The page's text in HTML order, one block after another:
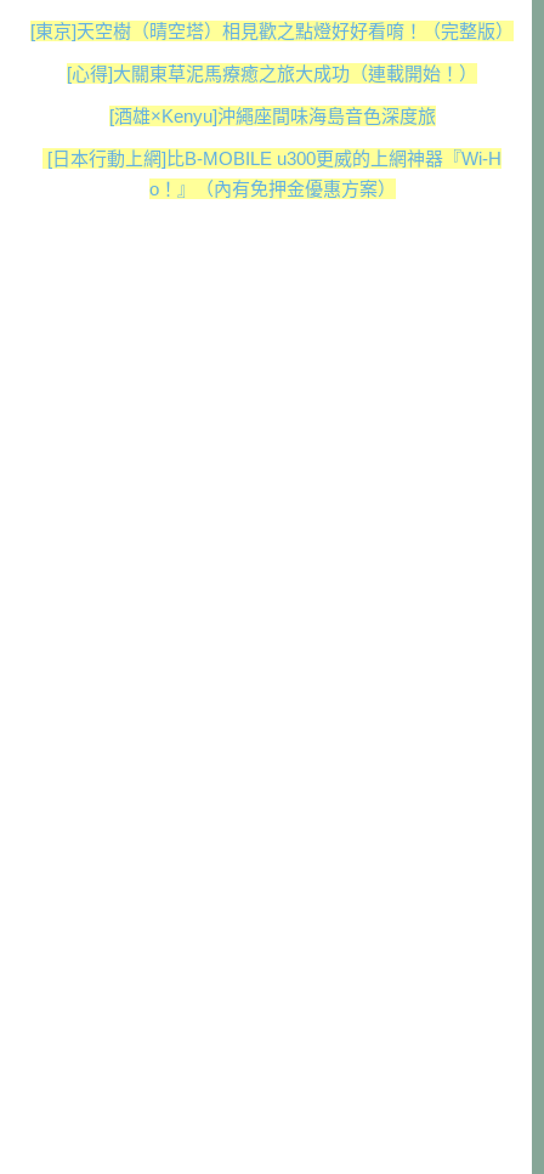
[東京]天空樹（晴空塔）相見歡之點燈好好看唷！（完整版）
[心得]大關東草泥馬療癒之旅大成功（連載開始！）
[酒雄×Kenyu]沖繩座間味海島音色深度旅
[日本行動上網]比B-MOBILE u300更威的上網神器『Wi-H
o！』（內有免押金優惠方案）